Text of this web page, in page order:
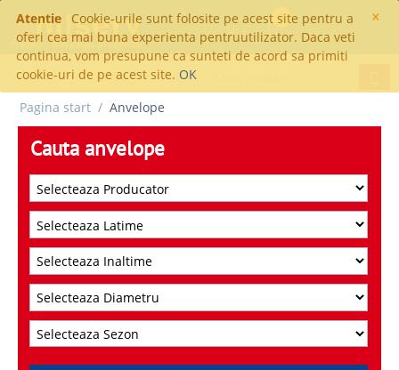
×
Atentie
Cookie-urile sunt folosite pe acest site pentru a
oferi cea mai buna experienta pentruutilizator. Daca veti
continua, vom presupune ca sunteti de acord sa primiti
cookie-uri de pe acest site. OK
0
Pagina start / Anvelope
Cauta anvelope